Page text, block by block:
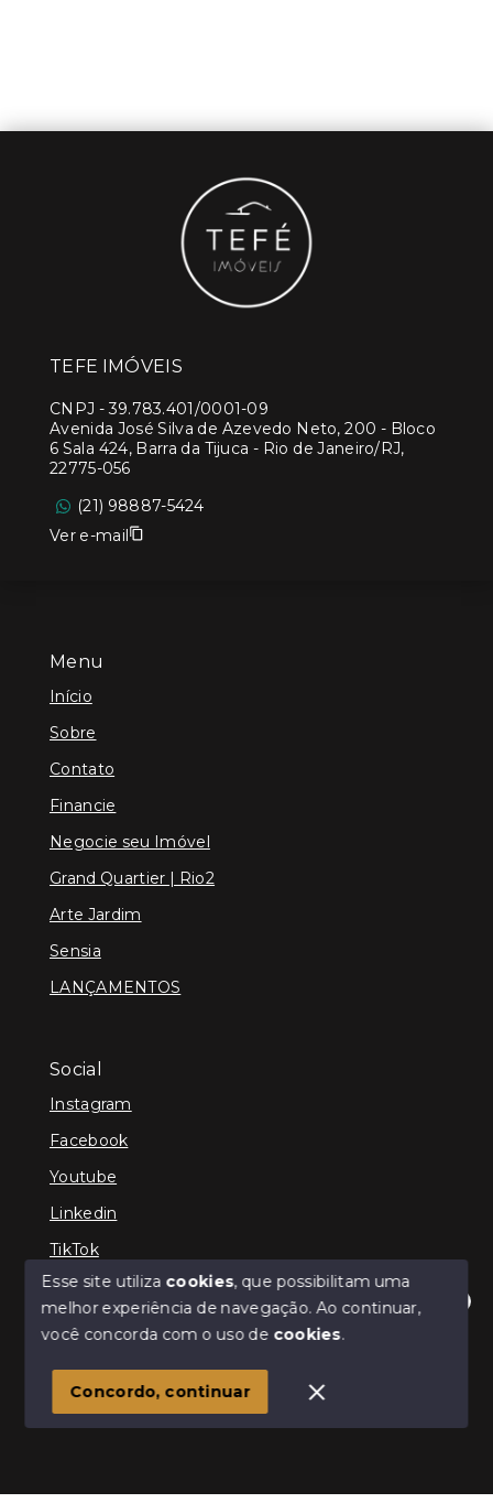
Olá! Estamos disponíveis para te ajudar.
Menu
Início
Sobre
Contato
Financie
Negocie seu Imóvel
Grand Quartier | Rio2
Arte Jardim
Sensia
LANÇAMENTOS
Social
Instagram
Facebook
Youtube
Linkedin
TikTok
© Copyright 2026 - TEFE IMÓVEIS - Todos os direitos
SITE PARA IMOBILIARIA
TEFE IMÓVEIS
CNPJ -39.783.401/0001-09
Avenida José Silva de Azevedo Neto, 200 - Bloco
6 Sala 424, Barra da Tijuca - Rio de Janeiro/RJ,
22775-056
(21) 98887-5424
Ver e-mail
Esse site utiliza cookies, que possibilitam uma
melhor experiência de navegação.Ao continuar,
você concorda com o uso de cookies.
Concordo, continuar